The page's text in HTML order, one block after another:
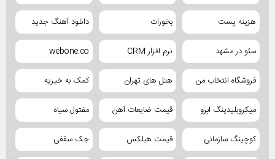
هزینه پست بخورات دانلود آهنگ جدید
سئو در مشهد نرم افزار CRM webone.co
فروشگاه انتخاب من هتل های تهران کمک به خیریه
میکروبلیدینگ ابرو قیمت ضایعات آهن مفتول سیاه
کوچینگ سازمانی قیمت هبلکس جک سقفی